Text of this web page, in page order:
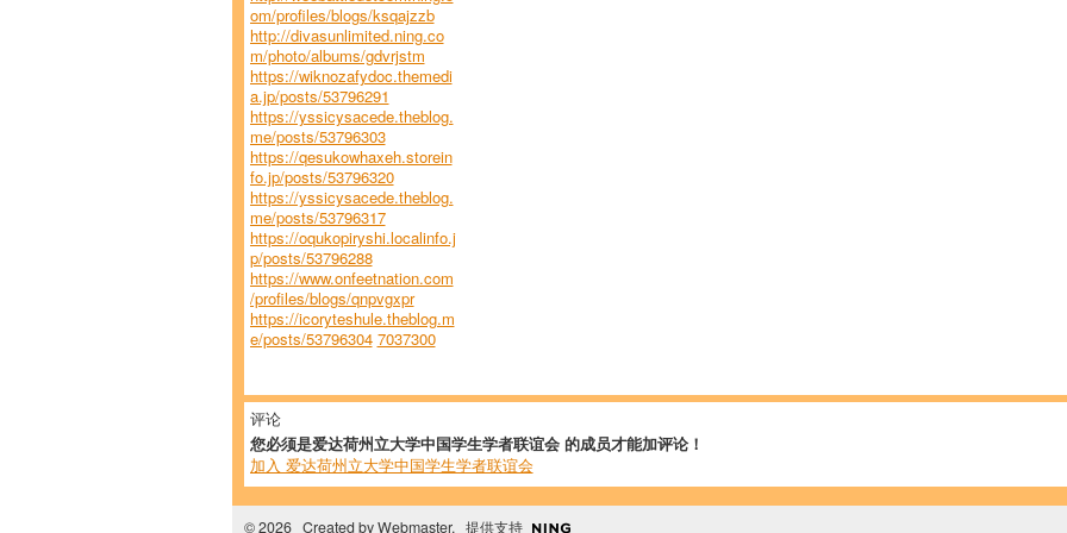
om/profiles/blogs/ksqajzzb
http://divasunlimited.ning.co
m/photo/albums/gdvrjstm
https://wiknozafydoc.themedi
a.jp/posts/53796291
https://yssicysacede.theblog.
me/posts/53796303
https://qesukowhaxeh.storein
fo.jp/posts/53796320
https://yssicysacede.theblog.
me/posts/53796317
https://oqukopiryshi.localinfo.j
p/posts/53796288
https://www.onfeetnation.com
/profiles/blogs/qnpvgxpr
https://icoryteshule.theblog.m
e/posts/53796304 7037300
评论
您必须是爱达荷州立大学中国学生学者联谊会 的成员才能加评论！
加入 爱达荷州立大学中国学生学者联谊会
© 2026 Created byWebmaster. 提供支持